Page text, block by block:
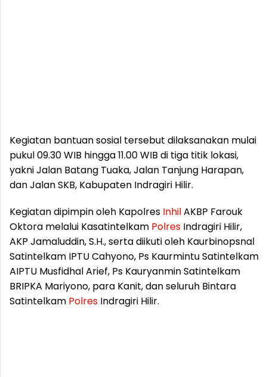
Kegiatan bantuan sosial tersebut dilaksanakan mulai
pukul 09.30 WIB hingga 11.00 WIB di tiga titik lokasi,
yakni Jalan Batang Tuaka, Jalan Tanjung Harapan,
dan Jalan SKB, Kabupaten Indragiri Hilir.
Kegiatan dipimpin oleh Kapolres InhilAKBP Farouk
Oktora melalui Kasatintelkam Polres Indragiri Hilir,
AKP Jamaluddin, S.H., serta diikuti oleh Kaurbinopsnal
Satintelkam IPTU Cahyono, Ps Kaurmintu Satintelkam
AIPTU Musfidhal Arief, Ps Kauryanmin Satintelkam
BRIPKA Mariyono, para Kanit, dan seluruh Bintara
Satintelkam Polres Indragiri Hilir.